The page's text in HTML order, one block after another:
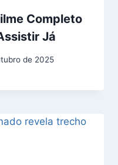
Completo
Já
de 2025